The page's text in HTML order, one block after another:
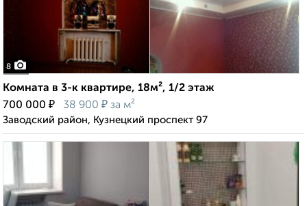
8
Комната в 3-к квартире, 18м², 1/2 этаж
700 000 ₽ 38 900 ₽ за м²
Заводский район, Кузнецкий проспект 97